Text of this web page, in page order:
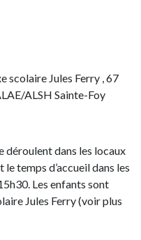
scolaire Jules Ferry , 67
ALSH Sainte-Foy
déroulent dans les locaux
temps d’accueil dans les
Les enfants sont
Jules Ferry (voir plus